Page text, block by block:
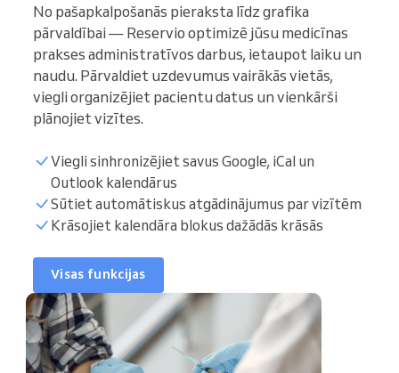
No pašapkalpošanās pieraksta līdz grafika
pārvaldībai — Reservio optimizē jūsu medicīnas
prakses administratīvos darbus, ietaupot laiku un
naudu. Pārvaldiet uzdevumus vairākās vietās,
viegli organizējiet pacientu datus un vienkārši
plānojiet vizītes.
Viegli sinhronizējiet savus Google, iCal un
Outlook kalendārus
Sūtiet automātiskus atgādinājumus par vizītēm
Krāsojiet kalendāra blokus dažādās krāsās
Visas funkcijas